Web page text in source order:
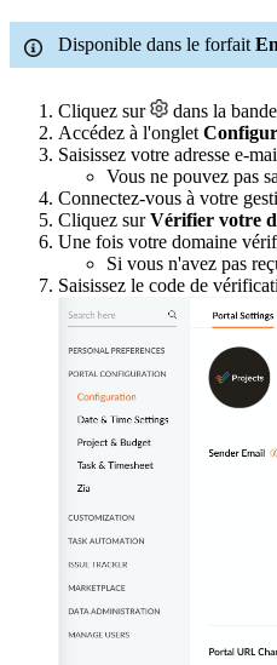
Disponible dans le forfait
Cliquez sur
dans la
Accédez à l'onglet
Saisissez votre adresse e-
Vous ne pouvez pas
Connectez-vous à votre
Cliquez surVérifier votre
Une fois votre domaine
Si vous n'avez pas
Saisissez le code de